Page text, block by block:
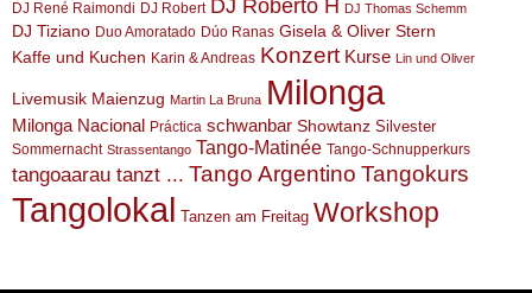
DJ René Raimondi DJ Robert DJ Roberto H DJ Thomas Schemm
DJ Tiziano Duo Amoratado Dúo Ranas Gisela & Oliver Stern
Kaffe und Kuchen Karin & Andreas Konzert Kurse Lin und Oliver
Livemusik Maienzug Martin La Bruna Milonga
Milonga Nacional Práctica schwanbar Showtanz Silvester
Sommernacht Strassentango Tango-Matinée Tango-Schnupperkurs
tangoaarau tanzt ... Tango Argentino Tangokurs
Tangolokal Tanzen am Freitag Workshop